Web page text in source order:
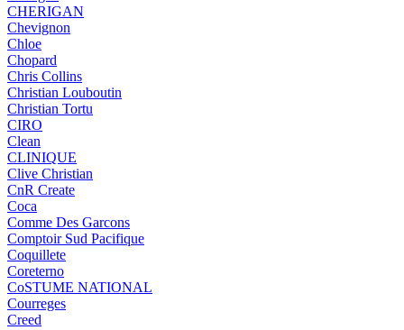
CHERIGAN
Chevignon
Chloe
Chopard
Chris Collins
Christian Louboutin
Christian Tortu
CIRO
Clean
CLINIQUE
Clive Christian
CnR Create
Coca
Comme Des Garcons
Comptoir Sud Pacifique
Coquillete
Coreterno
CoSTUME NATIONAL
Courreges
Creed